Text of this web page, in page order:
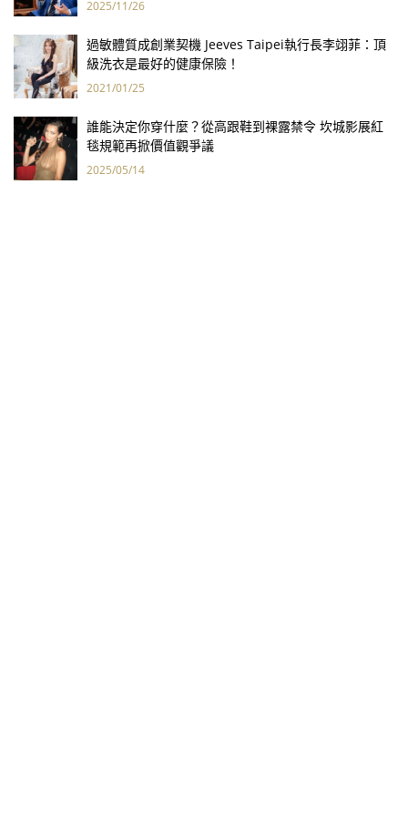
2025/11/26
過敏體質成創業契機 Jeeves Taipei執行長李翊菲：頂
級洗衣是最好的健康保險！
2021/01/25
誰能決定你穿什麼？從高跟鞋到裸露禁令 坎城影展紅
毯規範再掀價值觀爭議
2025/05/14